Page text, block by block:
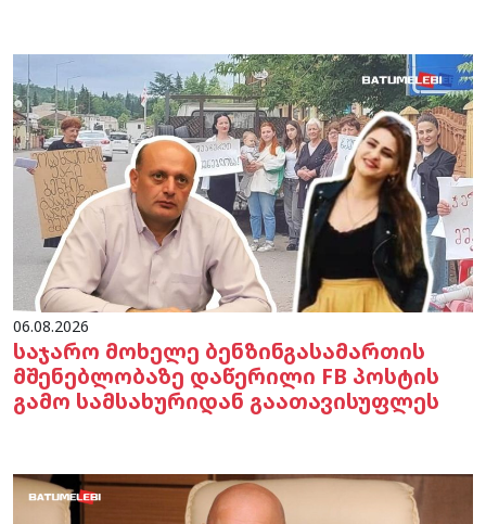
06.08.2026
საჯარო მოხელე ბენზინგასამართის
მშენებლობაზე დაწერილი FB პოსტის
გამო სამსახურიდან გაათავისუფლეს